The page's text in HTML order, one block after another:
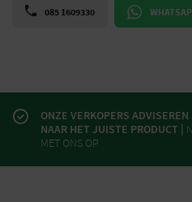
085 1609330
ONZE VERKOPERS
NAAR HET JUISTE PRODUCT |
MET ONS OP